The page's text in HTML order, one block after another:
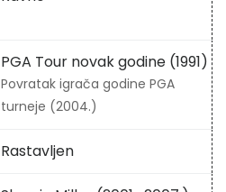
PGA Tour novak godine (1991)
Povratak igrača godine PGA
turneje (2004.)
Rastavljen